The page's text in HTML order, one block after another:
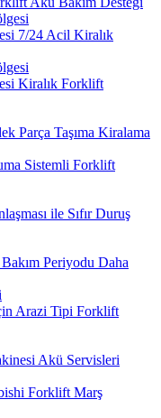
7/24 Acil Kiralık
Kiralık Forklift
Parça Taşıma Kiralama
Sistemli Forklift
ile Sıfır Duruş
Periyodu Daha
Arazi Tipi Forklift
Akü Servisleri
Forklift Marş